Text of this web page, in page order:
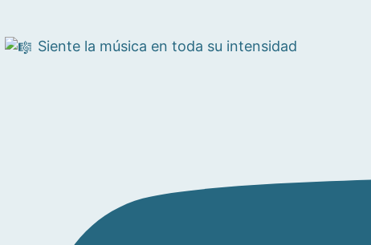
Siente la música en toda su intensidad